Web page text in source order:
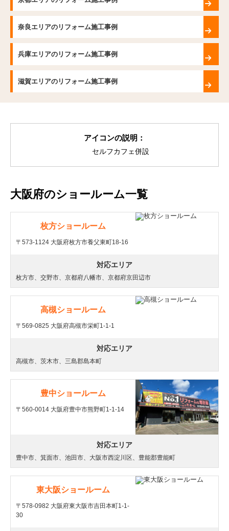
奈良エリアのリフォーム施工事例
兵庫エリアのリフォーム施工事例
滋賀エリアのリフォーム施工事例
アイコンの説明：
セルフカフェ併設
大阪府のショールーム一覧
枚方ショールーム
〒573-1124 大阪府枚方市養父東町18-16
対応エリア
枚方市、交野市、京都府八幡市、京都府京田辺市
高槻ショールーム
〒569-0825 大阪府高槻市栄町1-1-1
対応エリア
高槻市、茨木市、三島郡島本町
豊中ショールーム
〒560-0014 大阪府豊中市熊野町1-1-14
対応エリア
豊中市、箕面市、池田市、大阪市西淀川区、豊能郡豊能町
東大阪ショールーム
〒578-0982 大阪府東大阪市吉田本町1-1-
30